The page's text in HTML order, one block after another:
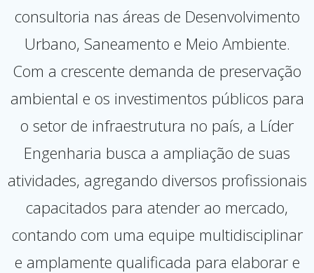
consultoria nas áreas de Desenvolvimento
Urbano, Saneamento e Meio Ambiente.
Com a crescente demanda de preservação
ambiental e os investimentos públicos para
o setor de infraestrutura no país, a Líder
Engenharia busca a ampliação de suas
atividades, agregando diversos profissionais
capacitados para atender ao mercado,
contando com uma equipe multidisciplinar
e amplamente qualificada para elaborar e